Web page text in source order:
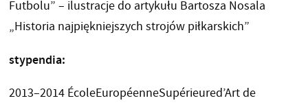
Futbolu” – ilustracje do artykułu Bartosza Nosala
„Historia najpiękniejszych strojów piłkarskich”
stypendia:
2013–2014 ÉcoleEuropéenneSupérieured’Art de